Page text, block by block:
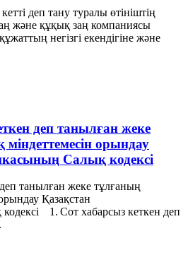
деп тану туралы өтініштің
және құқық заң компаниясы
негізгі екендігіне және
деп танылған жеке
орындау
Салық кодексі
танылған жеке тұлғаның
Қазақстан
1. Сот хабарсыз кеткен деп